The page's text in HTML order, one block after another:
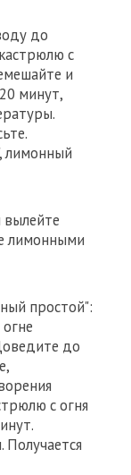
до
с
и
минут,
лимонный
лимонными
простой":
до
с огня